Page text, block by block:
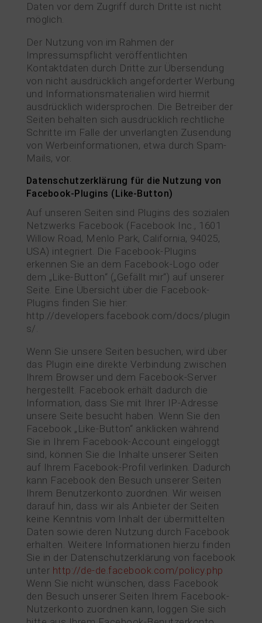
Daten vor dem Zugriff durch Dritte ist nicht
möglich.
Der Nutzung von im Rahmen der
Impressumspflicht veröffentlichten
Kontaktdaten durch Dritte zur Übersendung
von nicht ausdrücklich angeforderter Werbung
und Informationsmaterialien wird hiermit
ausdrücklich widersprochen. Die Betreiber der
Seiten behalten sich ausdrücklich rechtliche
Schritte im Falle der unverlangten Zusendung
von Werbeinformationen, etwa durch Spam-
Mails, vor.
Datenschutzerklärung für die Nutzung von
Facebook-Plugins (Like-Button)
Auf unseren Seiten sind Plugins des sozialen
Netzwerks Facebook (Facebook Inc., 1601
Willow Road, Menlo Park, California, 94025,
USA) integriert. Die Facebook-Plugins
erkennen Sie an dem Facebook-Logo oder
dem „Like-Button“ („Gefällt mir“) auf unserer
Seite. Eine Übersicht über die Facebook-
Plugins finden Sie hier:
http://developers.facebook.com/docs/plugin
s/.
Wenn Sie unsere Seiten besuchen, wird über
das Plugin eine direkte Verbindung zwischen
Ihrem Browser und dem Facebook-Server
hergestellt. Facebook erhält dadurch die
Information, dass Sie mit Ihrer IP-Adresse
unsere Seite besucht haben. Wenn Sie den
Facebook „Like-Button“ anklicken während
Sie in Ihrem Facebook-Account eingeloggt
sind, können Sie die Inhalte unserer Seiten
auf Ihrem Facebook-Profil verlinken. Dadurch
kann Facebook den Besuch unserer Seiten
Ihrem Benutzerkonto zuordnen. Wir weisen
darauf hin, dass wir als Anbieter der Seiten
keine Kenntnis vom Inhalt der übermittelten
Daten sowie deren Nutzung durch Facebook
erhalten. Weitere Informationen hierzu finden
Sie in der Datenschutzerklärung von facebook
unter http://de-de.facebook.com/policy.php
Wenn Sie nicht wünschen, dass Facebook
den Besuch unserer Seiten Ihrem Facebook-
Nutzerkonto zuordnen kann, loggen Sie sich